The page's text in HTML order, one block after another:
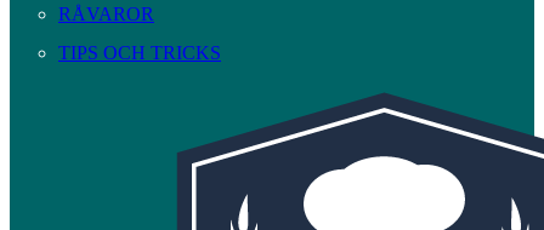
RÅVAROR
TIPS OCH TRICKS